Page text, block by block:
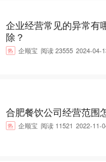
企业经营常见的异常有
除？
热 企顺宝 阅读 23555 2024-04-
合肥餐饮公司经营范围
热 企顺宝 阅读 11521 2022-11-